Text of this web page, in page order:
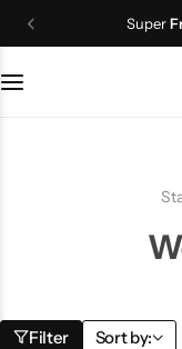
Super
Filter Sort by:
Geschenkideen